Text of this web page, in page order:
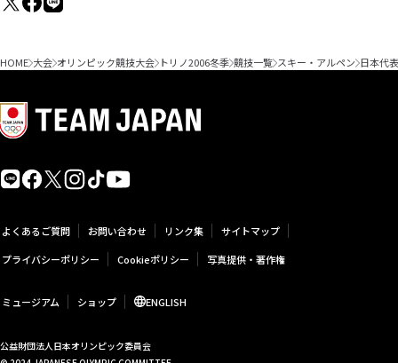
HOME 大会 オリンピック競技大会 トリノ2006冬季 競技一覧 スキー・アルペン 日本代
よくあるご質問 お問い合わせ リンク集
サイトマップ
プライバシーポリシー
Cookieポリシー 写真提供・著作権
ミュージアム ショップ ENGLISH
公益財団法人日本オリンピック委員会